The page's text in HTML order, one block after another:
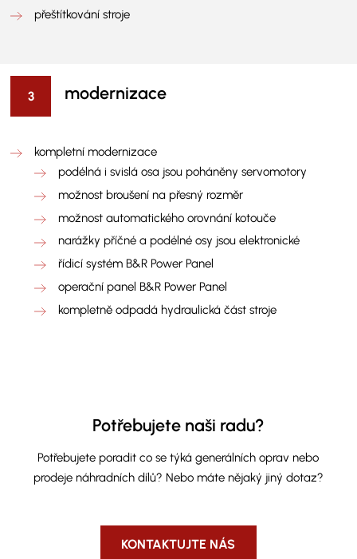
přeštítkování stroje
modernizace
kompletní modernizace
podélná i svislá osa jsou poháněny servomotory
možnost broušení na přesný rozměr
možnost automatického orovnání kotouče
narážky příčné a podélné osy jsou elektronické
řídicí systém B&R Power Panel
operační panel B&R Power Panel
kompletně odpadá hydraulická část stroje
Potřebujete naši radu?
Potřebujete poradit co se týká generálních oprav nebo
prodeje náhradních dílů? Nebo máte nějaký jiný dotaz?
KONTAKTUJTE NÁS